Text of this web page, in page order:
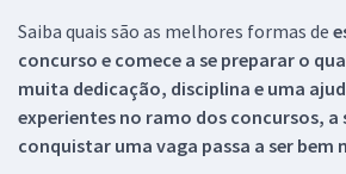
Saiba quais são as melhores formas de
concurso e comece a se preparar o
muita dedicação, disciplina e uma
experientes no ramo dos concursos, a
conquistar uma vaga passa a ser bem